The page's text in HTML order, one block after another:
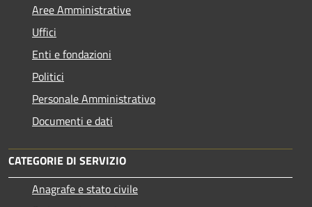
Aree Amministrative
Uffici
Enti e fondazioni
Politici
Personale Amministrativo
Documenti e dati
CATEGORIE DI SERVIZIO
Anagrafe e stato civile